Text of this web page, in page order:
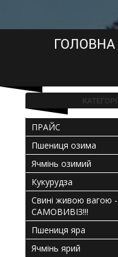
м'якої
ГОЛОВНА
ПРАЙС
Пшениця озима
Ячмінь озимий
Кукурудза
Свині живою
САМОВИВІЗ!!!
Пшениця яра
Ячмінь ярий